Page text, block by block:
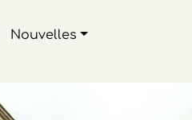
Nouvelles